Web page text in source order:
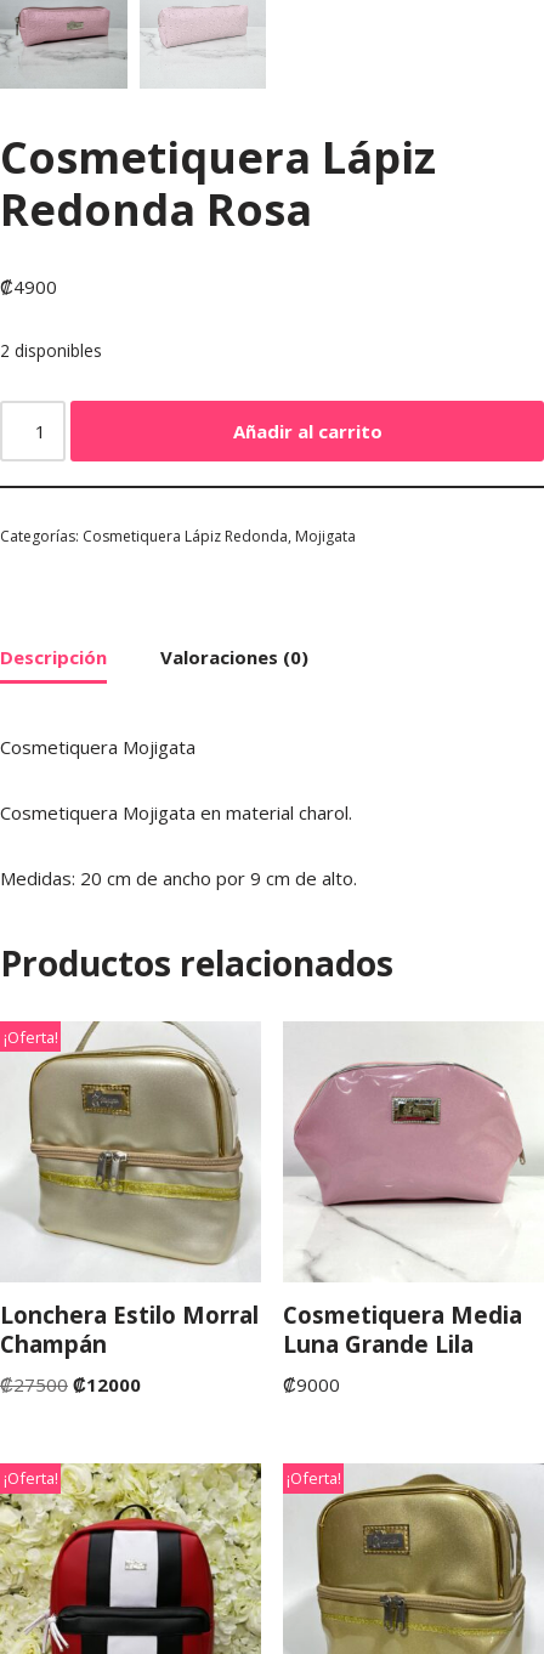
Cosmetiquera Lápiz
Redonda Rosa
₡4900
2 disponibles
Añadir al carrito
Categorías: Cosmetiquera Lápiz Redonda, Mojigata
Descripción Valoraciones (0)
Cosmetiquera Mojigata
Cosmetiquera Mojigata en material charol.
Medidas: 20 cm de ancho por 9 cm de alto.
Productos relacionados
¡Oferta!
Lonchera Estilo Morral
Champán
₡27500 ₡12000
Cosmetiquera Media
Luna Grande Lila
₡9000
¡Oferta! ¡Oferta!